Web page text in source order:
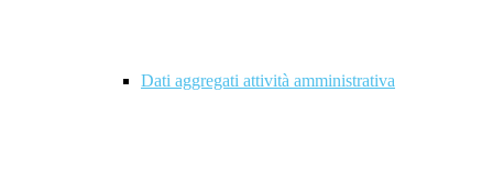
Dati aggregati attività amministrativa